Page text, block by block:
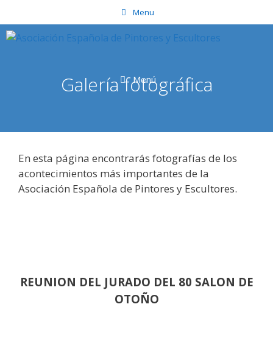
al
contenido
Menu
Menú
Galería fotográfica
En esta página encontrarás fotografías de los
acontecimientos más importantes de la
Asociación Española de Pintores y Escultores.
REUNION DEL JURADO DEL 80 SALON DE
OTOÑO